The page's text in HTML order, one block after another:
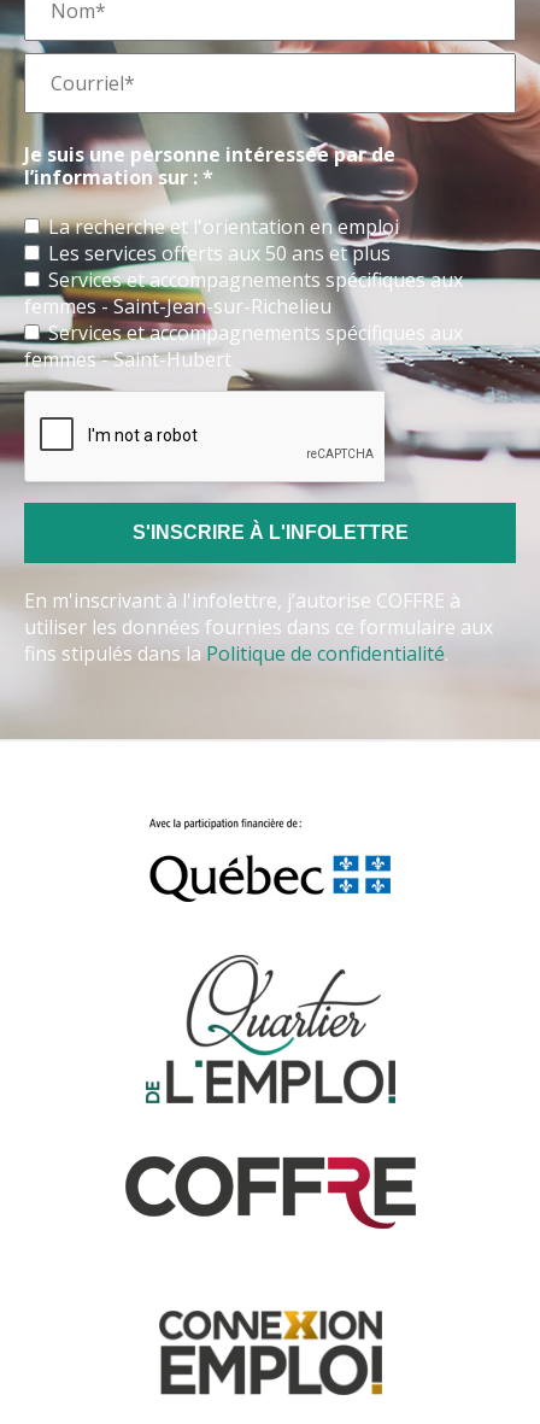
Je suis une personne intéressée par de
l’information sur : *
La recherche et l'orientation en emploi
Les services offerts aux 50 ans et plus
Services et accompagnements spécifiques aux
femmes - Saint-Jean-sur-Richelieu
Services et accompagnements spécifiques aux
femmes - Saint-Hubert
En m'inscrivant à l'infolettre, j’autorise COFFRE à
utiliser les données fournies dans ce formulaire aux
fins stipulés dans la Politique de confidentialité.